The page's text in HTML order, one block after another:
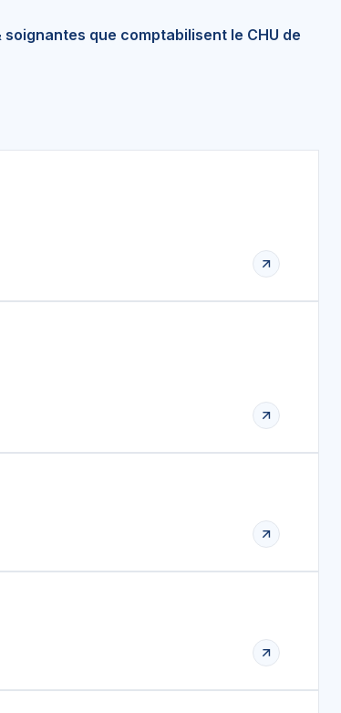
que comptabilisent le CHU de